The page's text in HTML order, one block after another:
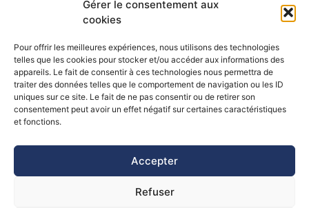
Gérer le consentement aux
cookies
Pour offrir les meilleures expériences, nous utilisons des technologies
telles que les cookies pour stocker et/ou accéder aux informations des
appareils. Le fait de consentir à ces technologies nous permettra de
traiter des données telles que le comportement de navigation ou les ID
uniques sur ce site. Le fait de ne pas consentir ou de retirer son
consentement peut avoir un effet négatif sur certaines caractéristiques
et fonctions.
Accepter
Refuser
C2ROP : rencontre MOA 5 avril 2018
©Pôle Alpin d’études et de recherche pour la prévention des